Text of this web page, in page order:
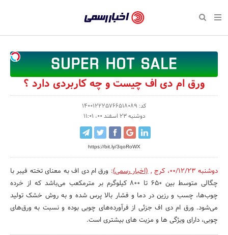
رسمی
-
اخبار
تایید
شده
شرکت‌ها،
سازمان‌ها
و
روابط
عمومی‌ها
بازگشت
صفحه نخست پایگاه خبری صفحه نخست اقتصادی
تجارت و بازار
کارآفرینی و استارتاپ
کسب و کار و خرده فروشی
صنایع غذایی و کشاورزی
اجتماعی
صفحه نخست اجتماعی
علم و آموزش
بهداشت و درمان
محیط زیست
تبلیغات و روابط عمومی
صفحه نخست فرهنگی
رسانه‌ها
نشریات و کتاب
صنایع دستی
صفحه نخست ورزش
تازه‌های ورزش
مکان‌های ورزشی
صفحه نخست سبک زندگی
سلامت و زیبایی
روانشناسی و موفقیت
رویداد
صفحه نخست رویداد
حراج و تخفیف
جشنواره، نمایشگاه و
ورق ام دی اف چیست و چه کاربردی دارد ؟
کد: 140012225766518089
دوشنبه 23 اسفند 00، 11:01
https://bit.ly/3qoRoWX
دوشنبه 00/12/23 ، کرج ,(اخبار رسمی): ورق ام دی اف به‌ معنای تخته فیبر با
چگالی متوسط بین ۶۵۰ تا ۸۰۰ کیلوگرم بر مترمکعب می‌باشد که از خرده
چوب‌ها، چسب و رزین در دما و فشار بالا پرس شده و به روش خشک تولید
می‌شود. ورق ام دی اف جزئی از فرآورده‌های چوبی بوده و نسبت‌ به ورق‌های
چوبی، دارای ویژگی‌ ها و مزیت‌ های بیشتری است.